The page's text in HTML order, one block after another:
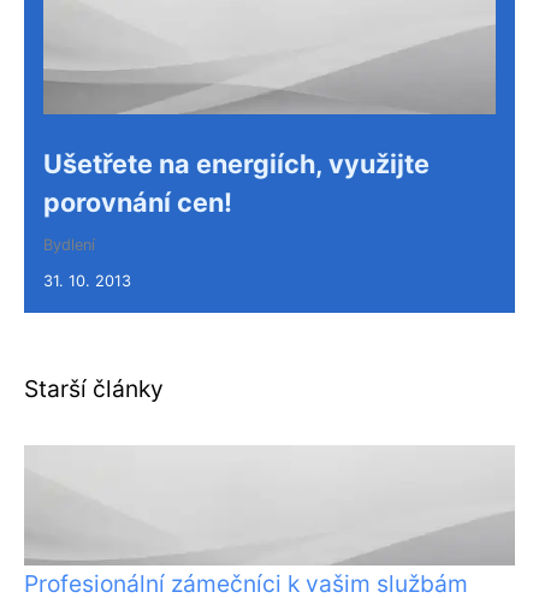
Ušetřete na energiích, využijte
porovnání cen!
Bydlení
31. 10. 2013
Starší články
Profesionální zámečníci k vašim službám